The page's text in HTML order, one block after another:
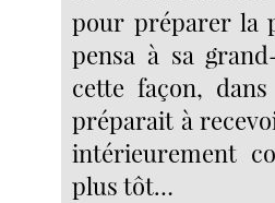
pour préparer la
pensa à sa
cette façon,
préparait à
intérieurement
plus tôt…